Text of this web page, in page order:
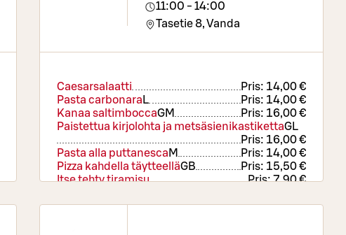
11:00 - 14:00
Tasetie 8,Vanda
Caesarsalaatti Pris: 14,00 €
Pasta carbonara L Pris: 14,00 €
Kanaa saltimboccaGM Pris: 16,00 €
Paistettua kirjolohta ja metsäsienikastikettaGL
Pris: 16,00 €
Pasta alla puttanesca M Pris: 14,00 €
Pizza kahdella täytteelläGB Pris: 15,50 €
Itse tehty tiramisu
Pris:7,90 €